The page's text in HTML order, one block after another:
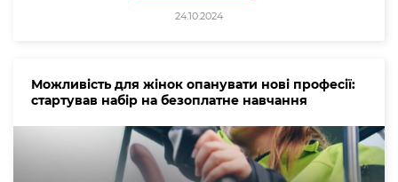
24.10.2024
Можливість для жінок опанувати нові професії:
стартував набір на безоплатне навчання